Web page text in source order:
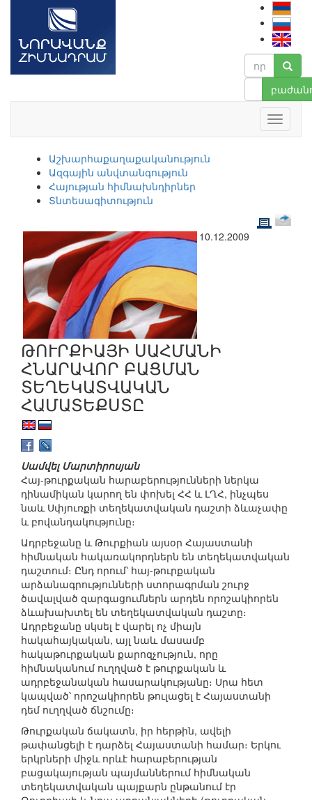
Աշխարհաքաղաքականություն
Ազգային անվտանգություն
Հայության հիմնախնդիրներ
Տնտեսագիտություն
10.12.2009
ԹՈՒՐՔԻԱՅԻ ՍԱՀՄԱՆԻ
ՀՆԱՐԱՎՈՐ ԲԱՑՄԱՆ
ՏԵՂԵԿԱՏՎԱԿԱՆ
ՀԱՄԱՏԵՔՍՏԸ
Սամվել Մարտիրոսյան
Հայ-թուրքական հարաբերությունների ներկա
դինամիկան կարող են փոխել ՀՀ և ԼՂՀ, ինչպես
նաև Սփյուռքի տեղեկատվական դաշտի ձևաչափը
և բովանդակությունը։
Ադրբեջանը և Թուրքիան այսօր Հայաստանի
հիմնական հակառակորդներն են տեղեկատվական
դաշտում։ Ընդ որում՝ հայ-թուրքական
արձանագրությունների ստորագրման շուրջ
ծավալված զարգացումներն արդեն որոշակիորեն
ձևախախտել են տեղեկատվական դաշտը։
Ադրբեջանը սկսել է վարել ոչ միայն
հակահայկական, այլ նաև մասամբ
հակաթուրքական քարոզչություն, որը
հիմնականում ուղղված է թուրքական և
ադրբեջանական հասարակությանը։ Սրա հետ
կապված՝ որոշակիորեն թուլացել է Հայաստանի
դեմ ուղղված ճնշումը։
Թուրքական ճակատն, իր հերթին, ավելի
թափանցելի է դարձել Հայաստանի համար։ Երկու
երկրների միջև որևէ հարաբերության
բացակայության պայմաններում հիմնական
տեղեկատվական պայքարն ընթանում էր